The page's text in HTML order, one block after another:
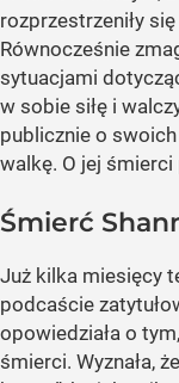
rozprzestrzeniły
Równocześnie
sytuacjami
w sobie siłę i
publicznie o
walkę. O jej śmierci
Śmierć
Już kilka miesięcy
podcaście
opowiedziała o
śmierci. Wyznała,